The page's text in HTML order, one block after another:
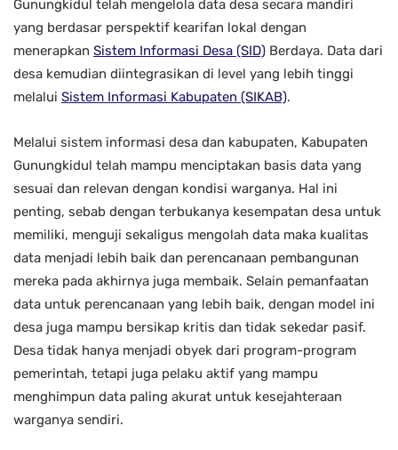
Gunungkidul telah mengelola data desa secara mandiri
yang berdasar perspektif kearifan lokal dengan
menerapkan Sistem Informasi Desa (SID) Berdaya. Data dari
desa kemudian diintegrasikan di level yang lebih tinggi
melalui Sistem Informasi Kabupaten (SIKAB).
Melalui sistem informasi desa dan kabupaten, Kabupaten
Gunungkidul telah mampu menciptakan basis data yang
sesuai dan relevan dengan kondisi warganya. Hal ini
penting, sebab dengan terbukanya kesempatan desa untuk
memiliki, menguji sekaligus mengolah data maka kualitas
data menjadi lebih baik dan perencanaan pembangunan
mereka pada akhirnya juga membaik. Selain pemanfaatan
data untuk perencanaan yang lebih baik, dengan model ini
desa juga mampu bersikap kritis dan tidak sekedar pasif.
Desa tidak hanya menjadi obyek dari program-program
pemerintah, tetapi juga pelaku aktif yang mampu
menghimpun data paling akurat untuk kesejahteraan
warganya sendiri.